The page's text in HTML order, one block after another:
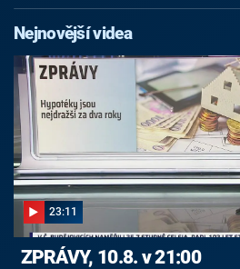
Nejnovější videa
23:11
ZPRÁVY, 10.8. v 21:00